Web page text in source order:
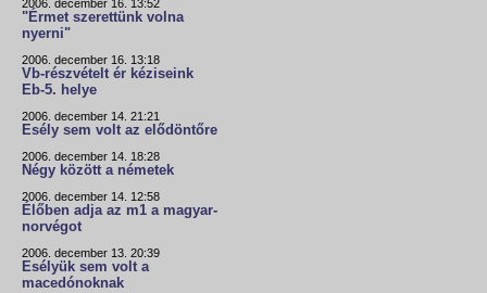
2006. december 16. 13:52
"Érmet szerettünk volna
nyerni"
2006. december 16. 13:18
Vb-részvételt ér kéziseink
Eb-5. helye
2006. december 14. 21:21
Esély sem volt az elődöntőre
2006. december 14. 18:28
Négy között a németek
2006. december 14. 12:58
Élőben adja az m1 a magyar-
norvégot
2006. december 13. 20:39
Esélyük sem volt a
macedónoknak